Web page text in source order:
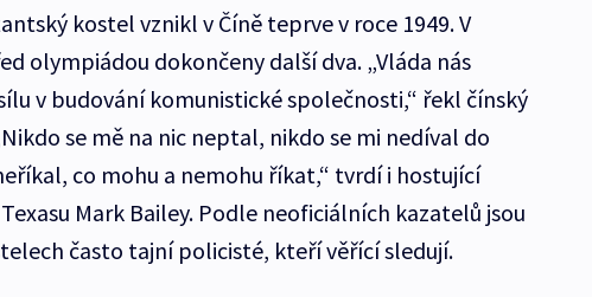
kostel vznikl v Číně teprve v roce 1949. V
olympiádou dokončeny další dva. „Vláda nás
v budování komunistické společnosti,“ řekl čínský
se mě na nic neptal, nikdo se mi nedíval do
co mohu a nemohu říkat,“ tvrdí i hostující
Mark Bailey. Podle neoficiálních kazatelů jsou
často tajní policisté, kteří věřící sledují.